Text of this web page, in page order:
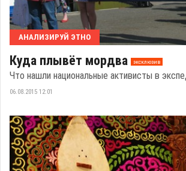
АНАЛИЗИРУЙ ЭТНО
Куда плывёт мордва эксклюзив
Что нашли национальные активисты в
06.08.2015 12:01